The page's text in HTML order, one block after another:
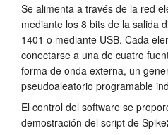
Soporte
Distribuidores
Se alimenta a través de la red
mediante los 8 bits de la salida
1401 o mediante USB. Cada
conectarse a una de cuatro
forma de onda externa, un
pseudoaleatorio programable
El control del software se
demostración del script de